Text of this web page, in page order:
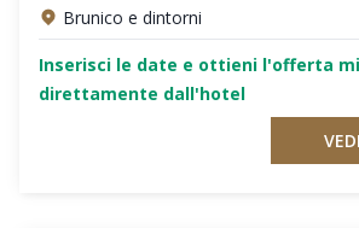
Brunico e dintorni
Inserisci le date e ottieni l'offerta
direttamente dall'hotel